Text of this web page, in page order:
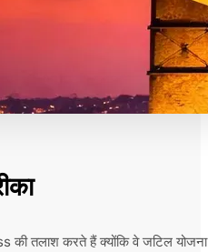
की तलाश करते हैं क्योंकि वे जटिल